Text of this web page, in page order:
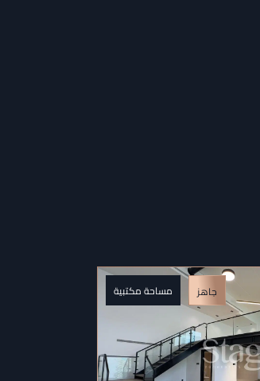
جاهز مساحة مكتبية